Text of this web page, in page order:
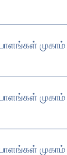
முகாம் –
முகாம் -
முகாம் -